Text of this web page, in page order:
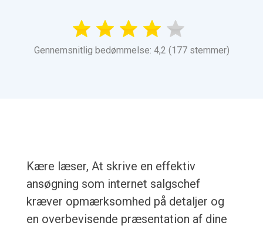
Gennemsnitlig bedømmelse: 4,2 (177 stemmer)
Kære læser, At skrive en effektiv
ansøgning som internet salgschef
kræver opmærksomhed på detaljer og
en overbevisende præsentation af dine